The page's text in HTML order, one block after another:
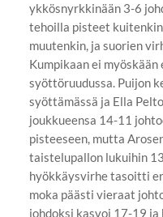
ykkösnyrkkinään 3-6
tehoilla pisteet
muutenkin, ja suorien
Kumpikaan ei
syöttöruudussa. Puijon
syöttämässä ja Ella
joukkueensa 14-11
pisteeseen, mutta
taistelupallon lukuihin
hyökkäysvirhe tasoitti
moka päästi vieraat
johdoksi kasvoi 17-19